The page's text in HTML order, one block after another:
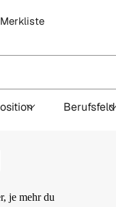
Merkliste
Berufsfeld
je mehr du